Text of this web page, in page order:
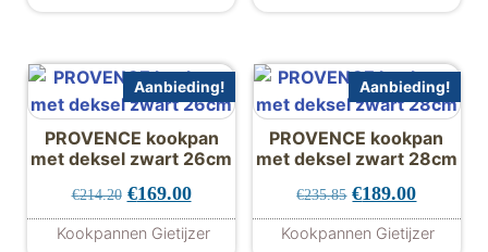
Aanbieding!
PROVENCE kookpan
met deksel zwart 26cm
€214.20 Oorspronkelijke prijs was: €214.20.
€169.00Huidige prijs is: €169.00.
Kookpannen Gietijzer
Aanbieding!
PROVENCE kookpan
met deksel zwart 28cm
€235.85 Oorspronkelijke
€189.00Huidige
Kookpannen Gietijzer